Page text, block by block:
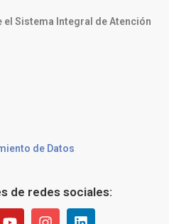
el Sistema Integral de Atención
de Datos
de redes sociales: